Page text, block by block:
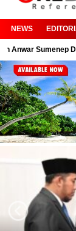
NEWS
Dinobatkan